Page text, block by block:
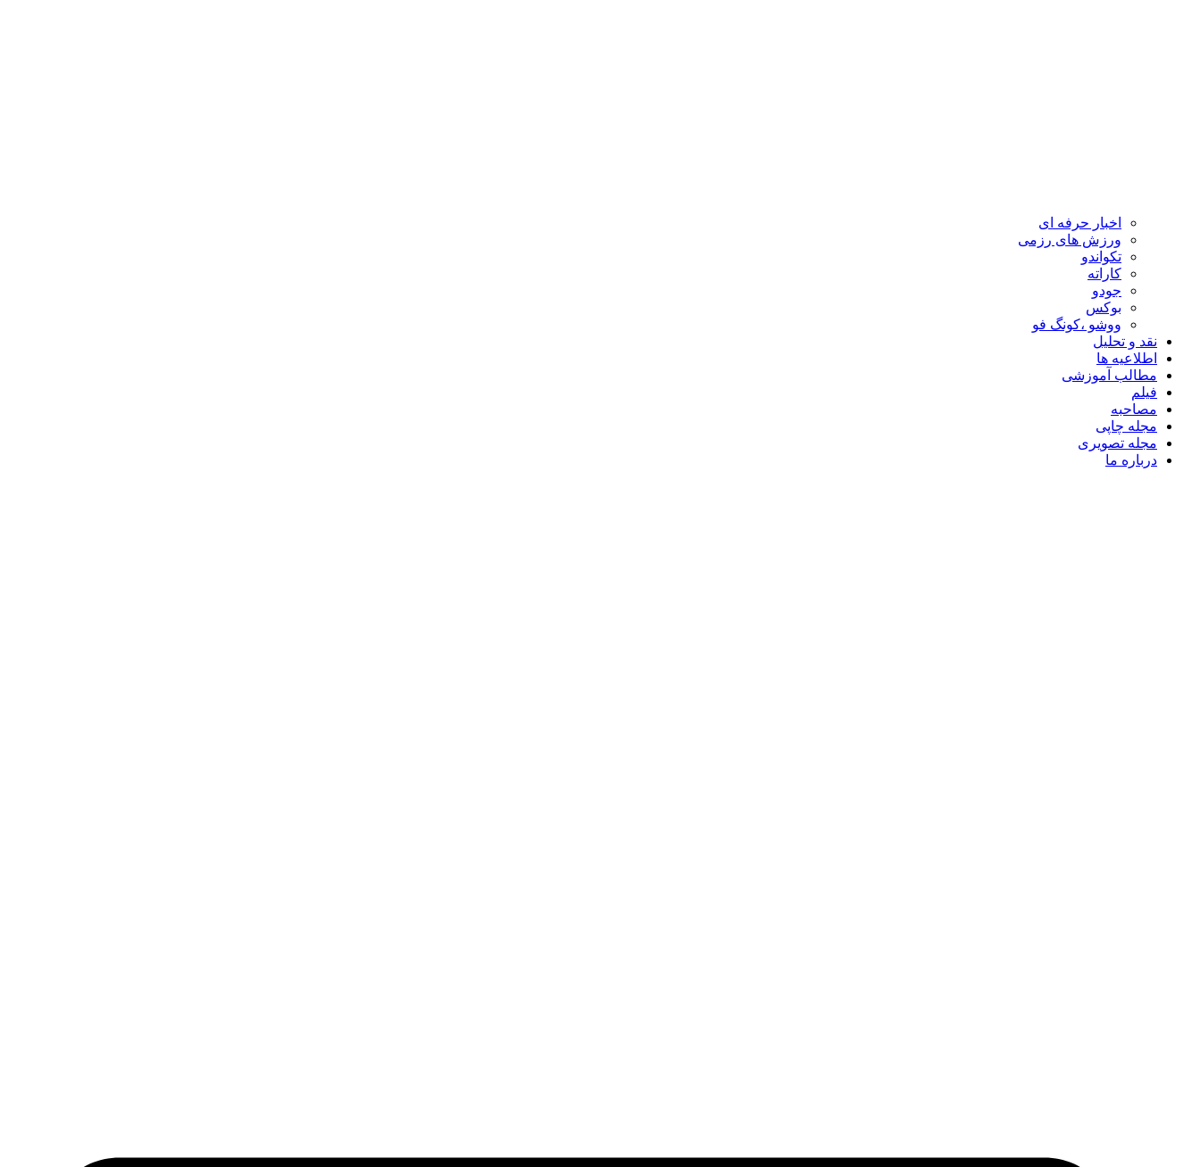
اخبار حرفه ای
ورزش های رزمی
تکواندو
کاراته
جودو
بوکس
ووشو ،کونگ فو
نقد و تحلیل
اطلاعیه ها
مطالب آموزشی
فیلم
مصاحبه
مجله چاپی
مجله تصویری
درباره ما